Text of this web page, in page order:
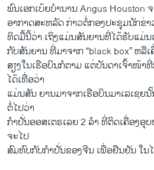
ພົນ​ເອກ​ເບ້ຍ​ບຳນານ Angus Houston
ອາກາດສະຫລັດ ກ່າວ​ຕໍ່​ກອງ​ປະຊຸມ​ນັກ​ຂ່າ
ທິດ​ມື້​ນີ້​ວ່າ ​ເຖິງ​ແມ່ນ​ສັນຍານທີ່​ໄດ້​ຮັບ​ແມ່
ກັບ​ສັນຍານ ​ທີ່​ມາ​ຈາກ “black box” ​ຫລື
ສຽງໃນ​ເຮືອບິນ​ກໍ​ຕາມ ​ແຕ່​ບັນດາ​ເຈົ້າ​ໜ້າ
ໄດ້ເທື່ອວ່າ
ແມ່ນ​ສັນ ຍານມາ​ຈາກ​ເຮືອບິນມາ​ເລ​ເຊ
ຕໍ່​ໄປວ່າ
ກຳ​ປັ່ນ​ອອສ​ເຕຣ​ເລຍ 2 ລຳ ທີ່​ຕິດ​ເຄື່ອງ​ອຸ
ຈະໄປ
ສົມທົບ​ກັບ​ກຳ​ປັ່ນ​ຂອງ​ຈີນ​ ເພື່ອຢືນຢັນ ​ໃນ​